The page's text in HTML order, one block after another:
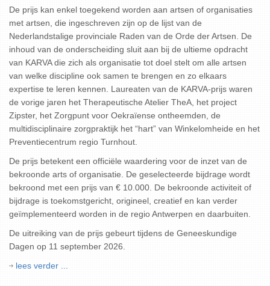
De prijs kan enkel toegekend worden aan artsen of organisaties
met artsen, die ingeschreven zijn op de lijst van de
Nederlandstalige provinciale Raden van de Orde der Artsen. De
inhoud van de onderscheiding sluit aan bij de ultieme opdracht
van KARVA die zich als organisatie tot doel stelt om alle artsen
van welke discipline ook samen te brengen en zo elkaars
expertise te leren kennen. Laureaten van de KARVA-prijs waren
de vorige jaren het Therapeutische Atelier TheA, het project
Zipster, het Zorgpunt voor Oekraïense ontheemden, de
multidisciplinaire zorgpraktijk het “hart” van Winkelomheide en het
Preventiecentrum regio Turnhout.
De prijs betekent een officiële waardering voor de inzet van de
bekroonde arts of organisatie. De geselecteerde bijdrage wordt
bekroond met een prijs van € 10.000. De bekroonde activiteit of
bijdrage is toekomstgericht, origineel, creatief en kan verder
geïmplementeerd worden in de regio Antwerpen en daarbuiten.
De uitreiking van de prijs gebeurt tijdens de Geneeskundige
Dagen op 11 september 2026.
lees verder ...